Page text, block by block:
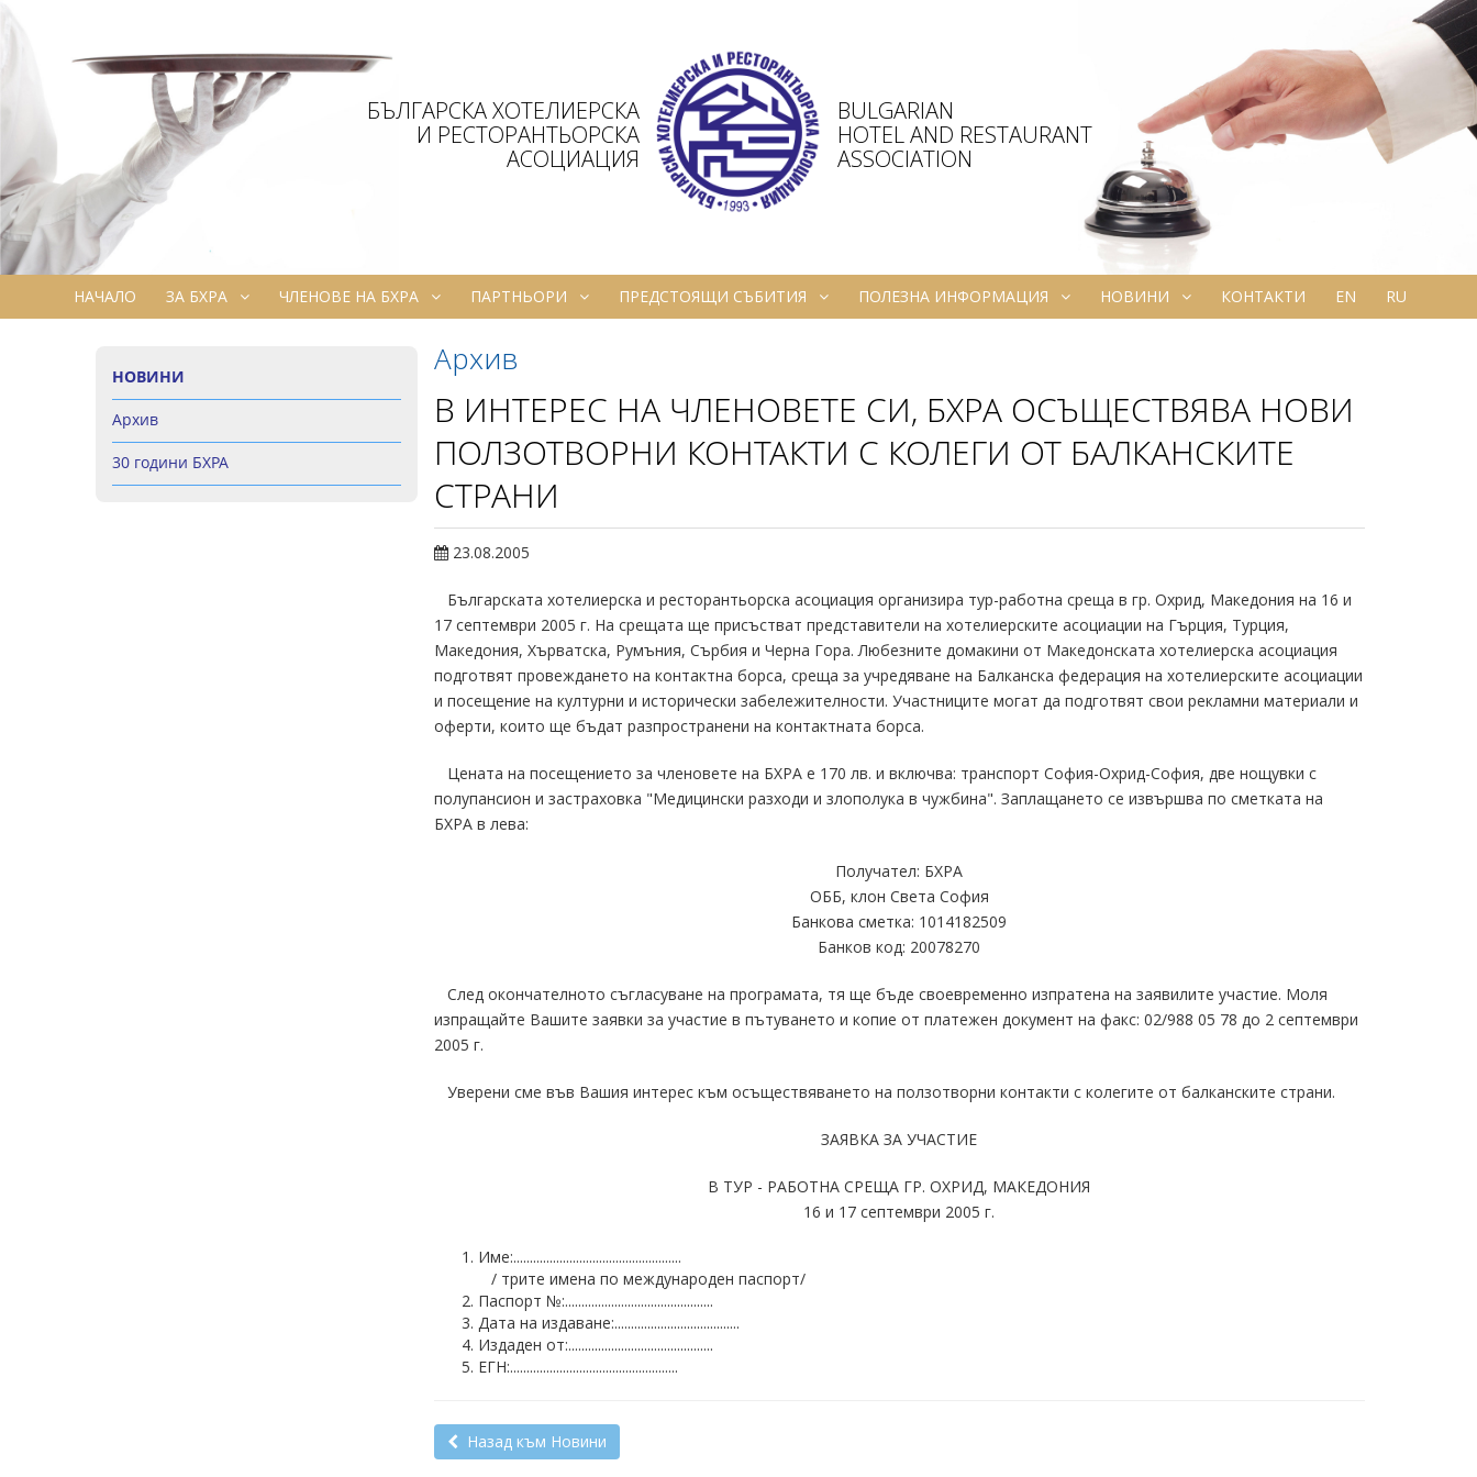
БЪЛГАРСКА ХОТЕЛИЕРСКА
И РЕСТОРАНТЬОРСКА
АСОЦИАЦИЯ
BULGARIAN
HOTEL AND RESTAURANT
ASSOCIATION
НАЧАЛО ЗА БХРА ЧЛЕНОВЕ НА БХРА ПАРТНЬОРИ ПРЕДСТОЯЩИ СЪБИТИЯ ПОЛЕЗНА ИНФОРМАЦИЯ НОВИНИ КОНТАКТИ EN RU
НОВИНИ
Архив
30 години БХРА
Архив
В ИНТЕРЕС НА ЧЛЕНОВЕТЕ СИ, БХРА ОСЪЩЕСТВЯВА НОВИ
ПОЛЗОТВОРНИ КОНТАКТИ С КОЛЕГИ ОТ БАЛКАНСКИТЕ
СТРАНИ
23.08.2005
Българската хотелиерска и ресторантьорска асоциация организира тур-работна среща в гр. Охрид, Македония на 16 и
17 септември 2005 г. На срещата ще присъстват представители на хотелиерските асоциации на Гърция, Турция,
Македония, Хърватска, Румъния, Сърбия и Черна Гора. Любезните домакини от Македонската хотелиерска асоциация
подготвят провеждането на контактна борса, среща за учредяване на Балканска федерация на хотелиерските асоциации
и посещение на културни и исторически забележителности. Участниците могат да подготвят свои рекламни материали и
оферти, които ще бъдат разпространени на контактната борса.
Цената на посещението за членовете на БХРА е 170 лв. и включва: транспорт София-Охрид-София, две нощувки с
полупансион и застраховка "Медицински разходи и злополука в чужбина". Заплащането се извършва по сметката на
БХРА в лева:
Получател: БХРА
ОББ, клон Света София
Банкова сметка: 1014182509
Банков код: 20078270
След окончателното съгласуване на програмата, тя ще бъде своевременно изпратена на заявилите участие. Моля
изпращайте Вашите заявки за участие в пътуването и копие от платежен документ на факс: 02/988 05 78 до 2 септември
2005 г.
Уверени сме във Вашия интерес към осъществяването на ползотворни контакти с колегите от балканските страни.
ЗАЯВКА ЗА УЧАСТИЕ
В ТУР - РАБОТНА СРЕЩА ГР. ОХРИД, МАКЕДОНИЯ
16 и 17 септември 2005 г.
Име:...................................................
/ трите имена по международен паспорт/
Паспорт №:.............................................
Дата на издаване:......................................
Издаден от:............................................
ЕГН:...................................................
Назад към Новини